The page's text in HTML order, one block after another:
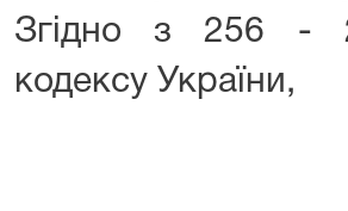
Згідно з 256 -
кодексу України,